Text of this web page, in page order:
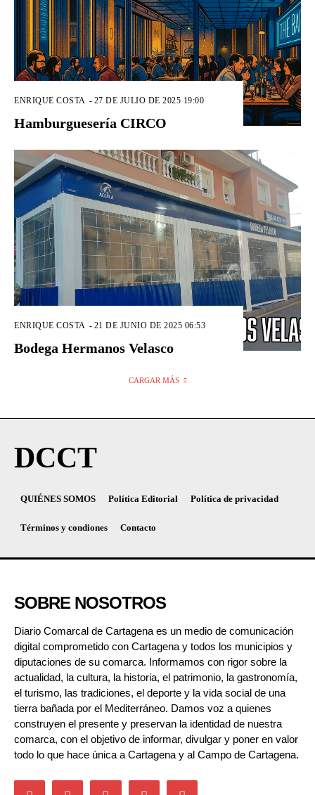
ENRIQUE COSTA - 27 DE JULIO DE 2025 19:00
Hamburguesería CIRCO
ENRIQUE COSTA - 21 DE JUNIO DE 2025 06:53
Bodega Hermanos Velasco
CARGAR MÁS
DCCT
QUIÉNES SOMOS Política Editorial Política de privacidad
Términos y condiones Contacto
SOBRE NOSOTROS
Diario Comarcal de Cartagena es un medio de comunicación
digital comprometido con Cartagena y todos los municipios y
diputaciones de su comarca. Informamos con rigor sobre la
actualidad, la cultura, la historia, el patrimonio, la gastronomía,
el turismo, las tradiciones, el deporte y la vida social de una
tierra bañada por el Mediterráneo. Damos voz a quienes
construyen el presente y preservan la identidad de nuestra
comarca, con el objetivo de informar, divulgar y poner en valor
todo lo que hace única a Cartagena y al Campo de Cartagena.